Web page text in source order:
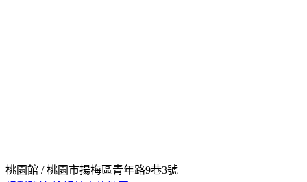
桃園館 / 桃園市揚梅區青年路9巷3號